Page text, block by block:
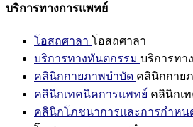
บริการทางการแพทย์
โอสถศาลา โอสถศาลา
บริการทางทันตกรรม บริการทา
คลินิกกายภาพบำบัด คลินิกกาย
คลินิกเทคนิคการแพทย์ คลินิกเ
คลินิกโภชนาการและการกำหน